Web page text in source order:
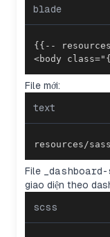
blade
<body
File mới:
text
resources/
File
giao diện theo
scss